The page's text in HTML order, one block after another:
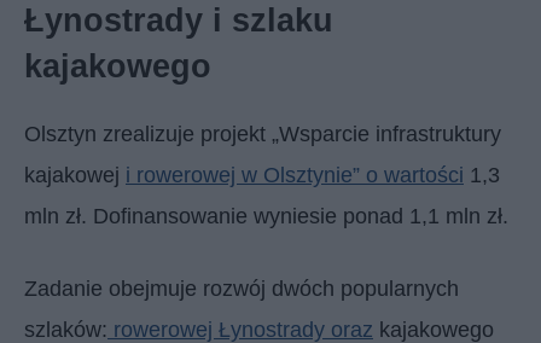
Łynostrady i szlaku
kajakowego
Olsztyn zrealizuje projekt „Wsparcie infrastruktury
kajakowej i rowerowej w Olsztynie” o wartości 1,3
mln zł. Dofinansowanie wyniesie ponad 1,1 mln zł.
Zadanie obejmuje rozwój dwóch popularnych
szlaków: rowerowej Łynostrady oraz kajakowego